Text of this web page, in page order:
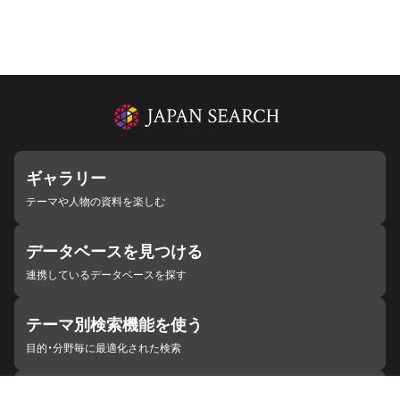
ギャラリー
テーマや人物の資料を楽しむ
データベースを見つける
連携しているデータベースを探す
テーマ別検索機能を使う
目的・分野毎に最適化された検索